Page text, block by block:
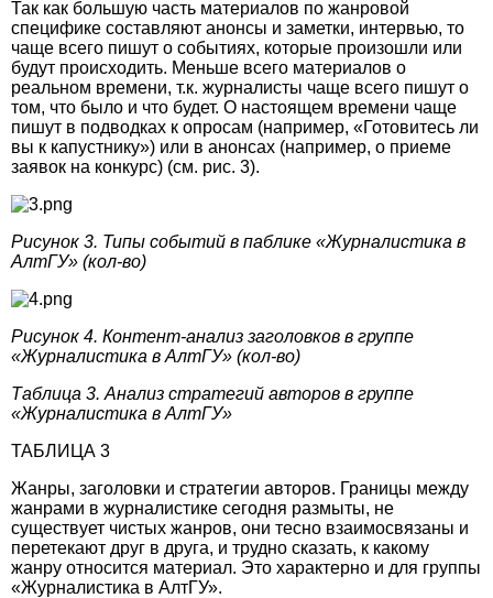
Так как большую часть материалов по жанровой
специфике составляют анонсы и заметки, интервью, то
чаще всего пишут о событиях, которые произошли или
будут происходить. Меньше всего материалов о
реальном времени, т.к. журналисты чаще всего пишут о
том, что было и что будет. О настоящем времени чаще
пишут в подводках к опросам (например, «Готовитесь ли
вы к капустнику») или в анонсах (например, о приеме
заявок на конкурс) (см. рис. 3).
Рисунок 3. Типы событий в паблике «Журналистика в
АлтГУ» (кол-во)
Рисунок 4. Контент-анализ заголовков в группе
«Журналистика в АлтГУ» (кол-во)
Таблица 3. Анализ стратегий авторов в группе
«Журналистика в АлтГУ»
ТАБЛИЦА 3
Жанры, заголовки и стратегии авторов. Границы между
жанрами в журналистике сегодня размыты, не
существует чистых жанров, они тесно взаимосвязаны и
перетекают друг в друга, и трудно сказать, к какому
жанру относится материал. Это характерно и для группы
«Журналистика в АлтГУ».